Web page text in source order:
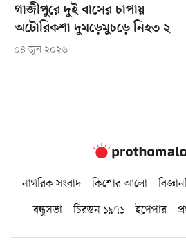
গাজীপুরে দুই বাসের চাপায়
অটোরিকশা দুমড়েমুচড়ে নিহত ২
০৪ জুন ২০২৬
নাগরিক সংবাদ কিশোর আলো
বন্ধুসভা
চিরন্তন ১৯৭১ ইপেপার